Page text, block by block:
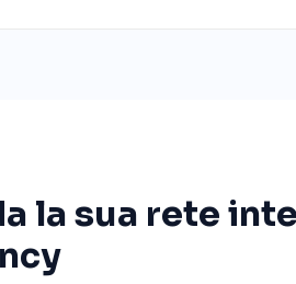
la sua rete